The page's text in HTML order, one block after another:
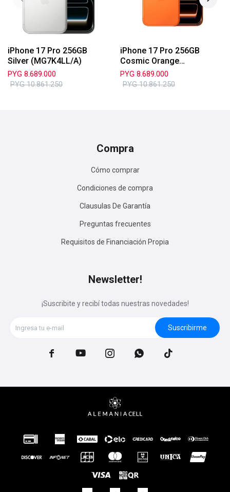
iPhone 17 Pro 256GB
Silver (MG7K4LL/A)
PYG 8.689.000
PYG 10.861.250
iPhone 17 Pro 256GB
Cosmic Orange
(MG7L4LL/A)
PYG 8.689.000
PYG 10.861.250
Compra
Cómo comprar
Condiciones de compra
Clausulas De Garantía
Preguntas frecuentes
Requisitos de Financiación Propia
Newsletter!
¡Suscribite y recibí todas nuestras novedades!
Suscribirme
    